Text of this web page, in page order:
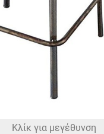
Κλίκ για μεγέθυνση